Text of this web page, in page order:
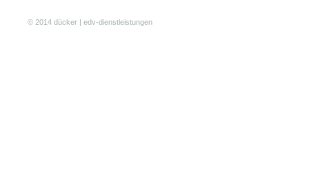
© 2014 dücker | edv-dienstleistungen